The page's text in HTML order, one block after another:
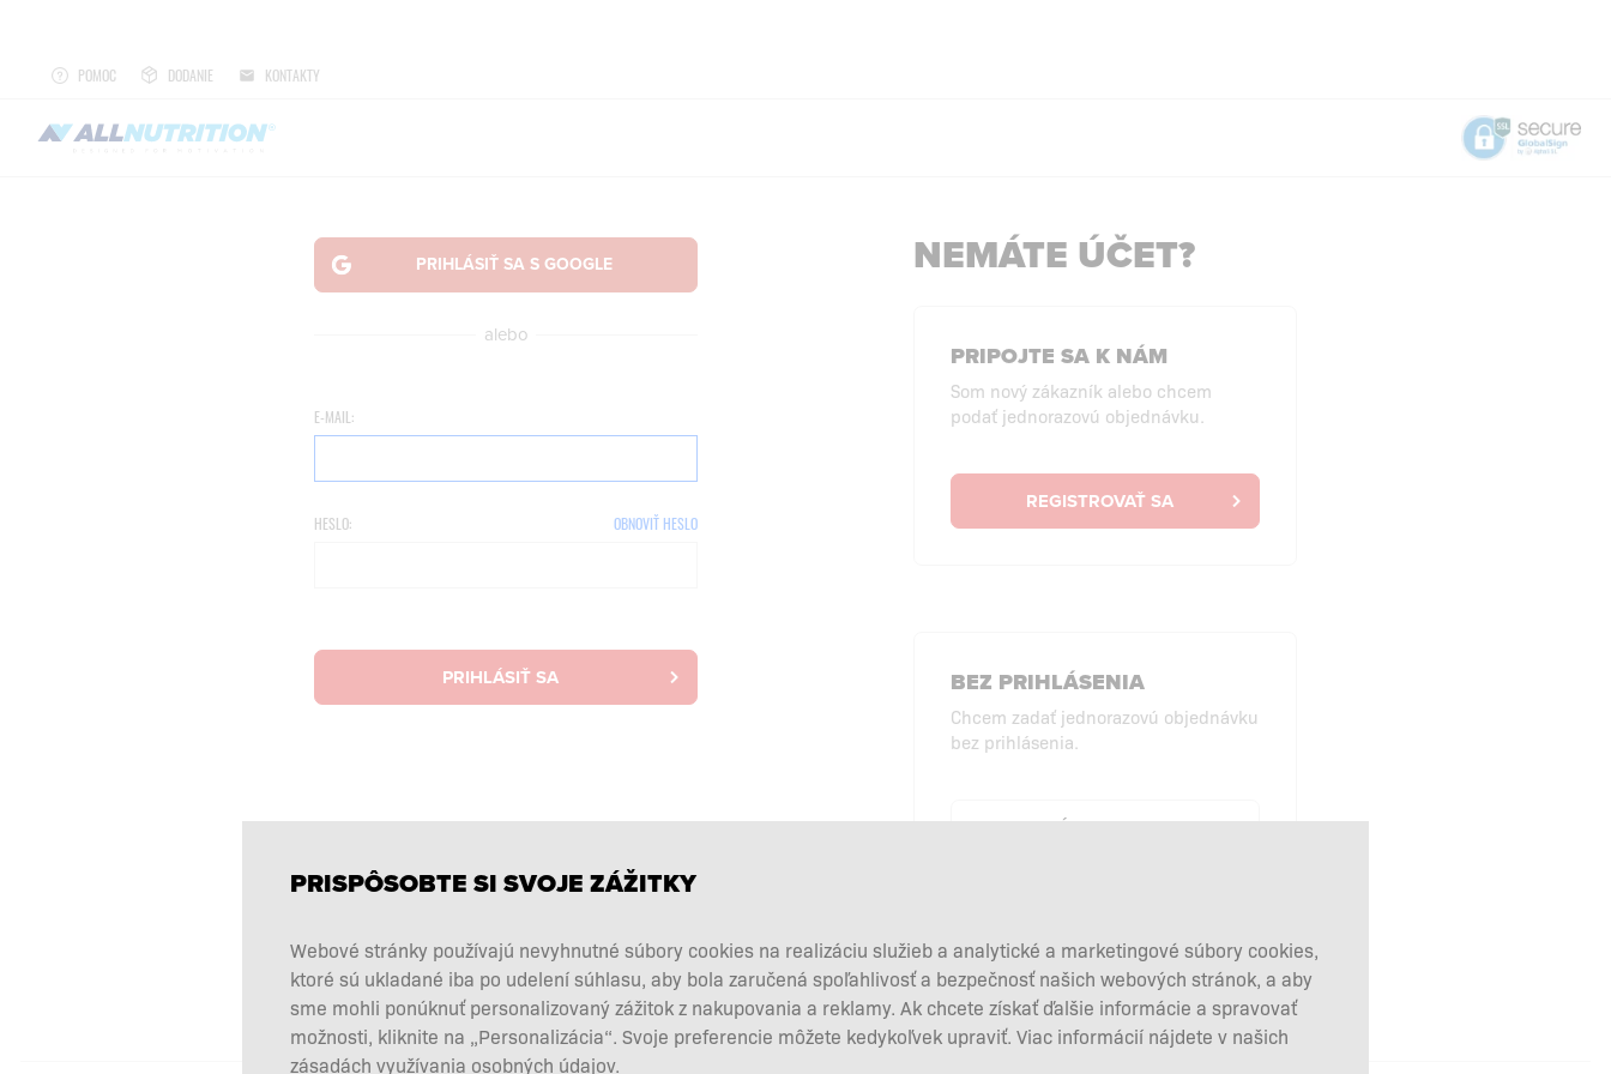
POMOC DODANIE KONTAKTY
alebo
E-MAIL:
HESLO: OBNOVIŤ HESLO
PRIHLÁSIŤ SA
NEMÁTE ÚČET?
PRIPOJTE SA K NÁM
Som nový zákazník alebo chcem
podať jednorazovú objednávku.
REGISTROVAŤ SA
BEZ PRIHLÁSENIA
Chcem zadať jednorazovú objednávku
bez prihlásenia.
NÁKUPY BEZ
PRISPÔSOBTE SI SVOJE ZÁŽITKY
Webové stránky používajú nevyhnutné súbory cookies na realizáciu služieb a analytické a marketingové súbory cookies,
ktoré sú ukladané iba po udelení súhlasu, aby bola zaručená spoľahlivosť a bezpečnosť našich webových stránok, a aby
sme mohli ponúknuť personalizovaný zážitok z nakupovania a reklamy. Ak chcete získať ďalšie informácie a spravovať
možnosti, kliknite na „Personalizácia“. Svoje preferencie môžete kedykoľvek upraviť. Viac informácií nájdete v našich
zásadách využívania osobných údajov.